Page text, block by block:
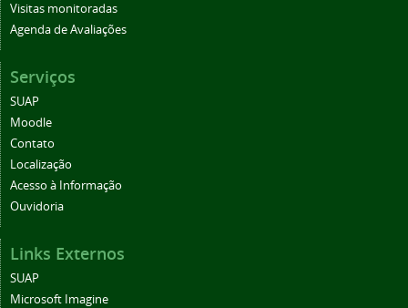
Visitas monitoradas
Agenda de Avaliações
Serviços
SUAP
Moodle
Contato
Localização
Acesso à Informação
Ouvidoria
Links Externos
SUAP
Microsoft Imagine